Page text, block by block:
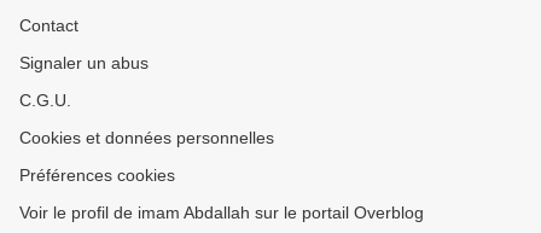
Contact
Signaler un abus
C.G.U.
Cookies et données personnelles
Préférences cookies
Voir le profil de imam Abdallah sur le portail Overblog